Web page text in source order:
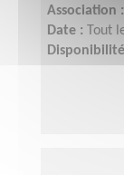
Association :
Date :
Tout